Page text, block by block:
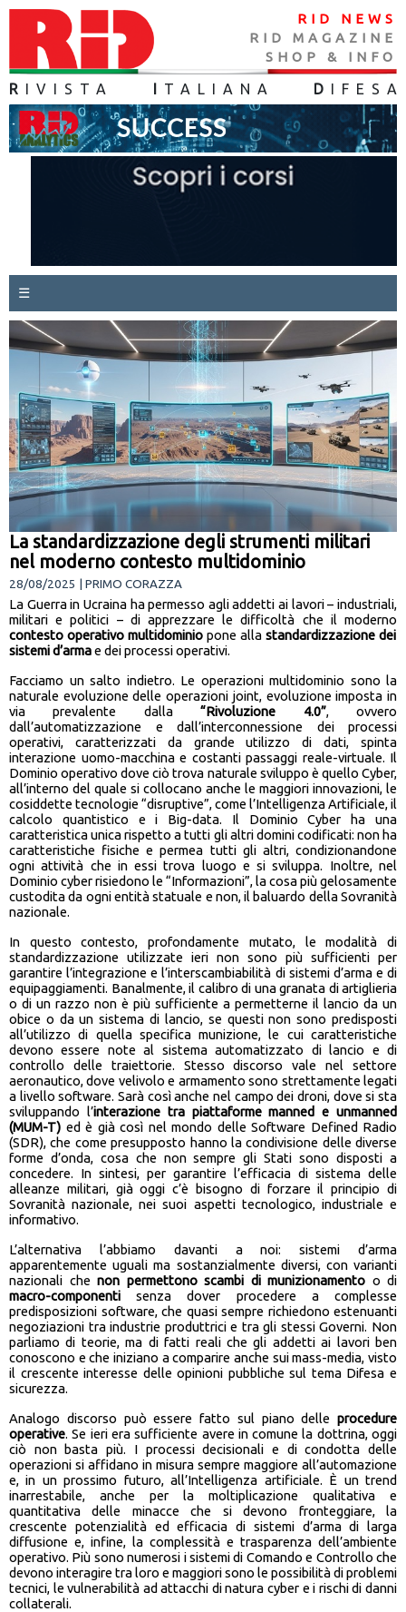
RID NEWS
RID MAGAZINE
SHOP & INFO
R IVISTA TALIANA D IFES A
☰
La standardizzazione degli strumenti militari
nel moderno contesto multidominio
28/08/2025 | PRIMO CORAZZA
La Guerra in Ucraina ha permesso agli addetti ai lavori – industriali,
militari e politici – di apprezzare le difficoltà che il moderno
contesto operativo multidominio pone alla standardizzazione dei
sistemi d’armae dei processi operativi.
Facciamo un salto indietro. Le operazioni multidominio sono la
naturale evoluzione delle operazioni joint, evoluzione imposta in
via prevalente dalla“Rivoluzione 4.0”, ovvero
dall’automatizzazione e dall’interconnessione dei processi
operativi, caratterizzati da grande utilizzo di dati, spinta
interazione uomo-macchina e costanti passaggi reale-virtuale. Il
Dominio operativo dove ciò trova naturale sviluppo è quello Cyber,
all’interno del quale si collocano anche le maggiori innovazioni, le
cosiddette tecnologie “disruptive”, come l’Intelligenza Artificiale, il
calcolo quantistico e i Big-data. Il Dominio Cyber ha una
caratteristica unica rispetto a tutti gli altri domini codificati: non ha
caratteristiche fisiche e permea tutti gli altri, condizionandone
ogni attività che in essi trova luogo e si sviluppa. Inoltre, nel
Dominio cyber risiedono le “Informazioni”, la cosa più gelosamente
custodita da ogni entità statuale e non, il baluardo della Sovranità
nazionale.
In questo contesto, profondamente mutato, le modalità di
standardizzazione utilizzate ieri non sono più sufficienti per
garantire l’integrazione e l’interscambiabilità di sistemi d’arma e di
equipaggiamenti. Banalmente, il calibro di una granata di artiglieria
o di un razzo non è più sufficiente a permetterne il lancio da un
obice o da un sistema di lancio, se questi non sono predisposti
all’utilizzo di quella specifica munizione, le cui caratteristiche
devono essere note al sistema automatizzato di lancio e di
controllo delle traiettorie. Stesso discorso vale nel settore
aeronautico, dove velivolo e armamento sono strettamente legati
a livello software. Sarà così anche nel campo dei droni, dove si sta
sviluppando l’interazione tra piattaforme manned e unmanned
(MUM-T) ed è già così nel mondo delle Software Defined Radio
(SDR), che come presupposto hanno la condivisione delle diverse
forme d’onda, cosa che non sempre gli Stati sono disposti a
concedere. In sintesi, per garantire l’efficacia di sistema delle
alleanze militari, già oggi c’è bisogno di forzare il principio di
Sovranità nazionale, nei suoi aspetti tecnologico, industriale e
informativo.
L’alternativa l’abbiamo davanti a noi: sistemi d’arma
apparentemente uguali ma sostanzialmente diversi, con varianti
nazionali che non permettono scambi di munizionamento o di
macro-componenti senza dover procedere a complesse
predisposizioni software, che quasi sempre richiedono estenuanti
negoziazioni tra industrie produttrici e tra gli stessi Governi. Non
parliamo di teorie, ma di fatti reali che gli addetti ai lavori ben
conoscono e che iniziano a comparire anche sui mass-media, visto
il crescente interesse delle opinioni pubbliche sul tema Difesa e
sicurezza.
Analogo discorso può essere fatto sul piano delle procedure
operative. Se ieri era sufficiente avere in comune la dottrina, oggi
ciò non basta più. I processi decisionali e di condotta delle
operazioni si affidano in misura sempre maggiore all’automazione
e, in un prossimo futuro, all’Intelligenza artificiale. È un trend
inarrestabile, anche per la moltiplicazione qualitativa e
quantitativa delle minacce che si devono fronteggiare, la
crescente potenzialità ed efficacia di sistemi d’arma di larga
diffusione e, infine, la complessità e trasparenza dell’ambiente
operativo. Più sono numerosi i sistemi di Comando e Controllo che
devono interagire tra loro e maggiori sono le possibilità di problemi
tecnici, le vulnerabilità ad attacchi di natura cyber e i rischi di danni
collaterali.